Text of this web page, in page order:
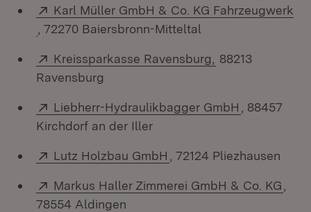
Extern:
Karl Müller GmbH & Co. KG Fahrzeugwerk
(Öffnet in neuem Fenster)
, 72270 Baiersbronn-Mitteltal
Extern:
Kreissparkasse Ravensburg, (Öffnet in
88213
Ravensburg
Extern:
Liebherr-Hydraulikbagger GmbH (Öffnet in
, 88457
Kirchdorf an der Iller
Extern:
Lutz Holzbau GmbH (Öffnet in neuem
, 72124 Pliezhausen
Extern:
Markus Haller Zimmerei GmbH & Co. KG
78554 Aldingen